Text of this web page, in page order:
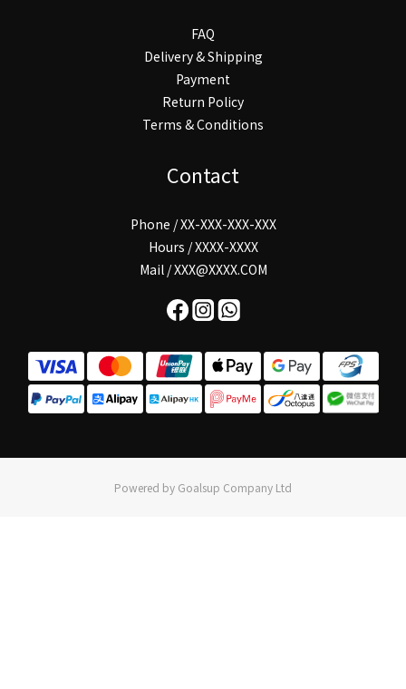
FAQ
Delivery & Shipping
Payment
Return Policy
Terms & Conditions
Contact
Phone / XX-XXX-XXX-XXX
Hours / XXXX-XXXX
Mail / XXX@XXXX.COM
Powered by Goalsup Company Ltd